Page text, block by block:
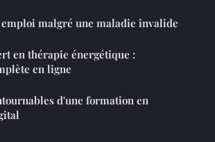
malgré une maladie invalide
en thérapie énergétique :
en ligne
d'une formation en